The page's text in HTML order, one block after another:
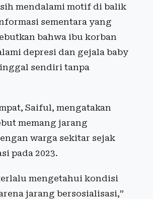
mendalami motif di balik
sementara yang
bahwa ibu korban
depresi dan gejala baby
sendiri tanpa
Saiful, mengatakan
memang jarang
warga sekitar sejak
pada 2023.
mengetahui kondisi
jarang bersosialisasi,”